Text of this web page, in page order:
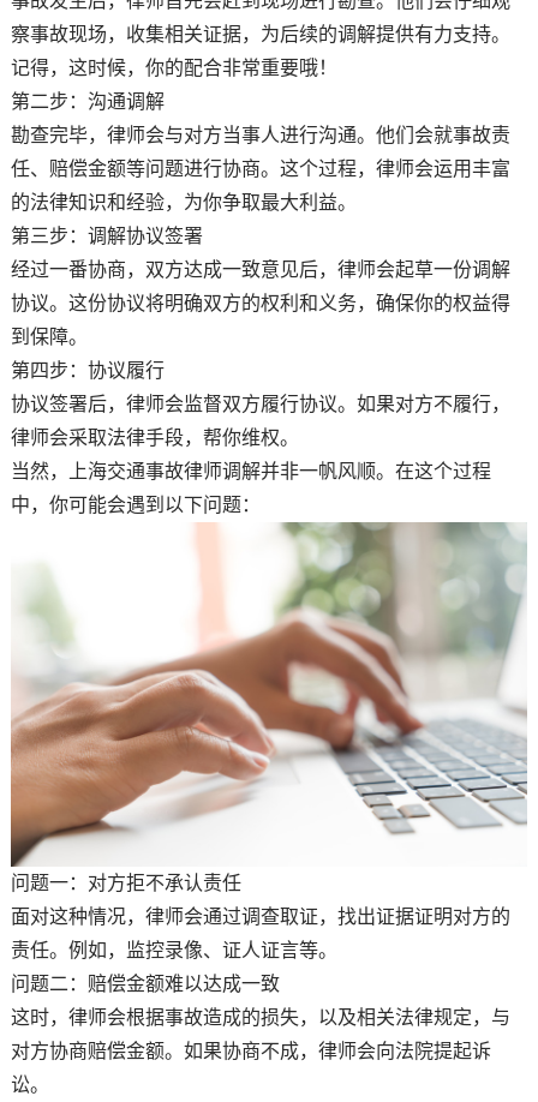
察事故现场，收集相关证据，为后续的调解提供有力支持。
记得，这时候，你的配合非常重要哦！
第二步：沟通调解
勘查完毕，律师会与对方当事人进行沟通。他们会就事故责
任、赔偿金额等问题进行协商。这个过程，律师会运用丰富
的法律知识和经验，为你争取最大利益。
第三步：调解协议签署
经过一番协商，双方达成一致意见后，律师会起草一份调解
协议。这份协议将明确双方的权利和义务，确保你的权益得
到保障。
第四步：协议履行
协议签署后，律师会监督双方履行协议。如果对方不履行，
律师会采取法律手段，帮你维权。
当然，上海交通事故律师调解并非一帆风顺。在这个过程
中，你可能会遇到以下问题：
问题一：对方拒不承认责任
面对这种情况，律师会通过调查取证，找出证据证明对方的
责任。例如，监控录像、证人证言等。
问题二：赔偿金额难以达成一致
这时，律师会根据事故造成的损失，以及相关法律规定，与
对方协商赔偿金额。如果协商不成，律师会向法院提起诉
讼。